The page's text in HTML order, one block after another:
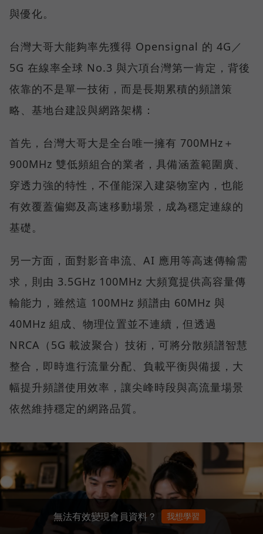
與優化。
台灣大哥大能夠率先獲得 Opensignal 的 4G／
5G 在線率全球 No.3 與六項台灣第一肯定，背後
依靠的不是單一技術，而是長期累積的頻譜策
略、基地台建設與網路架構：
首先，台灣大哥大是全台唯一擁有 700MHz＋
900MHz 雙低頻組合的業者，具備涵蓋範圍廣、
穿透力強的特性，不僅能深入建築物室內，也能
有效覆蓋偏鄉及高速移動場景，成為穩定連線的
基礎。
另一方面，面對影音串流、AI 應用等高速傳輸需
求，則由 3.5GHz 100MHz 大頻寬提供高容量傳
輸能力，雖然這 100MHz 頻譜由 60MHz 與
40MHz 組成、物理位置並不連續，但透過
NRCA（5G 載波聚合）技術，可將分散頻譜智慧
整合，即時進行流量分配、負載平衡與備援，大
幅提升頻譜使用效率，讓尖峰時段與高流量場景
依然維持穩定的網路品質。
無法有效變現會員資料？ 我想學習